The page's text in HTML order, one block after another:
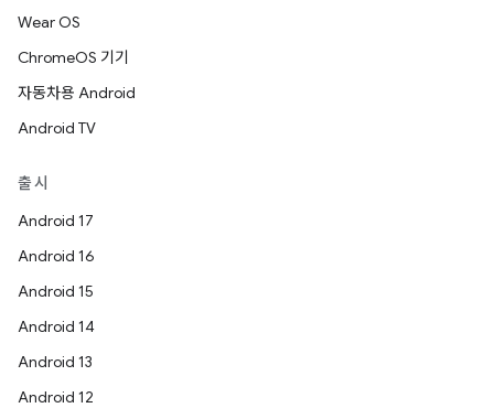
Wear OS
ChromeOS 기기
자동차용 Android
Android TV
출시
Android 17
Android 16
Android 15
Android 14
Android 13
Android 12